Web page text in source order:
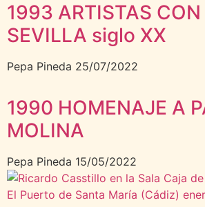
1993 ARTISTAS
SEVILLA siglo XX
Pepa Pineda 25/07/2022
1990 HOMENAJE A
MOLINA
Pepa Pineda 15/05/2022